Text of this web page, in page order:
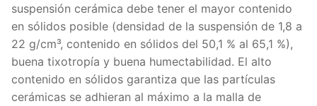
suspensión cerámica debe tener el mayor contenido
en sólidos posible (densidad de la suspensión de 1,8 a
22 g/cm³, contenido en sólidos del 50,1 % al 65,1 %),
buena tixotropía y buena humectabilidad. El alto
contenido en sólidos garantiza que las partículas
cerámicas se adhieran al máximo a la malla de